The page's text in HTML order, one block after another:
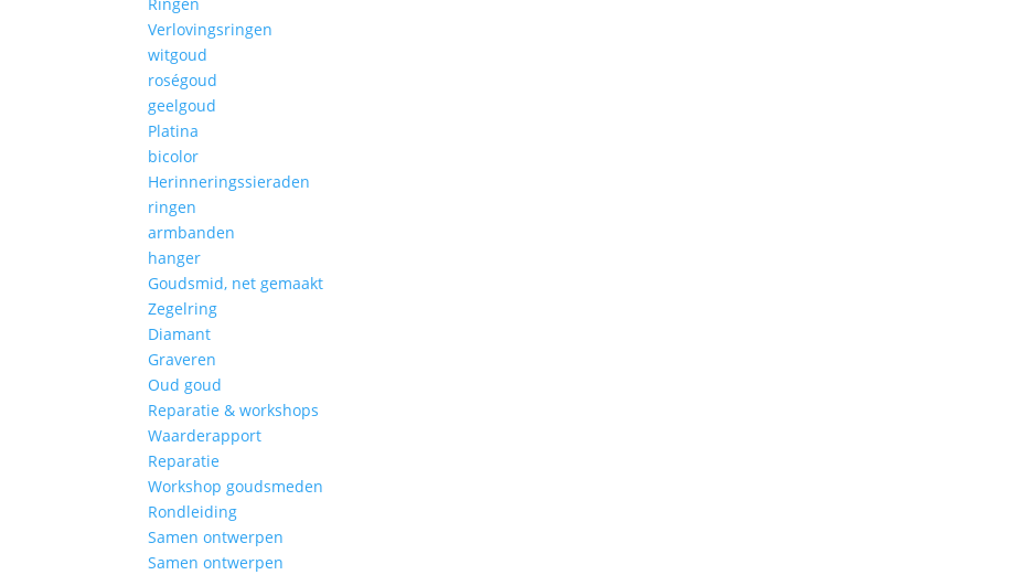
Verlovingsringen
witgoud
roségoud
geelgoud
Platina
bicolor
Herinneringssieraden
ringen
armbanden
hanger
Goudsmid, net gemaakt
Zegelring
Diamant
Graveren
Oud goud
Reparatie & workshops
Waarderapport
Reparatie
Workshop goudsmeden
Rondleiding
Samen ontwerpen
Samen ontwerpen